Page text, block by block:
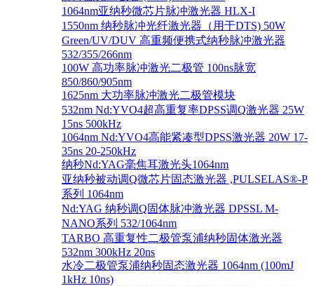
1064nm亚纳秒微芯片脉冲激光器 HLX-I
1550nm 纳秒脉冲光纤激光器（用于DTS) 50W
Green/UV/DUV 高重频便携式纳秒脉冲激光器
532/355/266nm
100W 高功率脉冲激光二极管 100ns脉宽
850/860/905nm
1625nm 大功率脉冲激光二极管模块
532nm Nd:YVO4超高重复率DPSS调Q激光器 25W
15ns 500kHz
1064nm Nd:YVO4高能紧凑型DPSS激光器 20W 17-
35ns 20-250kHz
纳秒Nd:YAG毫焦耳激光头1064nm
亚纳秒被动调Q微芯片固态激光器 ,PULSELAS®-P
系列 1064nm
Nd:YAG 纳秒调Q固体脉冲激光器 DPSSL M-
NANO系列 532/1064nm
TARBO 高重复性二极管泵浦纳秒固体激光器
532nm 300kHz 20ns
水冷二极管泵浦纳秒固态激光器 1064nm (100mJ
1kHz 10ns)